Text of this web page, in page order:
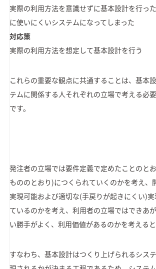
実際の利用方法を意識せずに基本設計を行っ
に使いにくいシステムになってしまった
対応策
実際の利用方法を想定して基本設計を行う
これらの重要な観点に共通することは、基本
テムに関係する人それぞれの立場で考える必
です。
発注者の立場では要件定義で定めたことのと
もののとおり)につくられていくのかを考え、
実現可能および適切な(手戻りが起きにくい)
ているのかを考え、利用者の立場ではできあ
い勝手がよく、利用価値があるのかを考えると
すなわち、基本設計はつくり上げられるシス